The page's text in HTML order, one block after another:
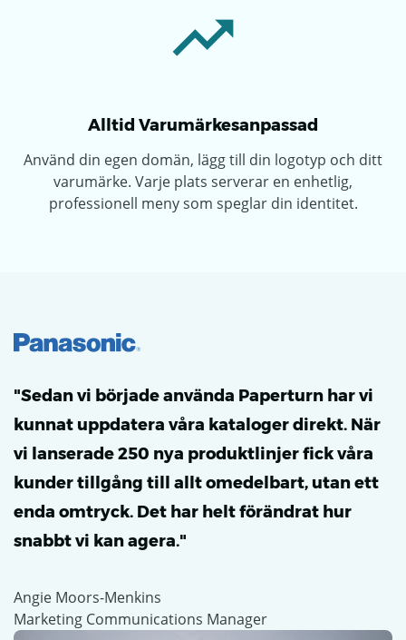
Alltid Varumärkesanpassad
Använd din egen domän, lägg till din logotyp och ditt
varumärke. Varje plats serverar en enhetlig,
professionell meny som speglar din identitet.
"Sedan vi började använda Paperturn har vi
kunnat uppdatera våra kataloger direkt. När
vi lanserade 250 nya produktlinjer fick våra
kunder tillgång till allt omedelbart, utan ett
enda omtryck. Det har helt förändrat hur
snabbt vi kan agera."
Angie Moors-Menkins
Marketing Communications Manager